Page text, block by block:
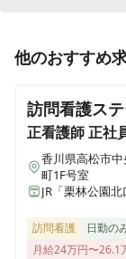
医療施設型ホス
医療施設型ホス
兵庫県加古川市加古
医療施設型ホス
正看護師 正社員
【高松市】夜
正看護師 正社員
【高松市】
/ 施設内訪問
他のおすすめ
訪問看護ス
正看護師正社
香川県高松市
町1F号室
JR「栗林公園
訪問看護 日勤の
月給24万円〜26.1